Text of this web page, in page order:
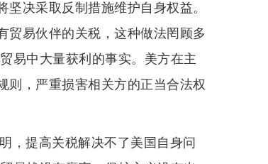
决采取反制措施维护自身权益。
贸易伙伴的关税，这种做法罔顾多
易中大量获利的事实。美方在主
则，严重损害相关方的正当合法权
，提高关税解决不了美国自身问